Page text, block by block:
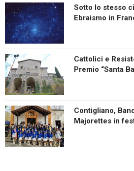
Sotto lo stesso
Ebraismo in
Cattolici e
Premio “Santa
Contigliano,
Majorettes in